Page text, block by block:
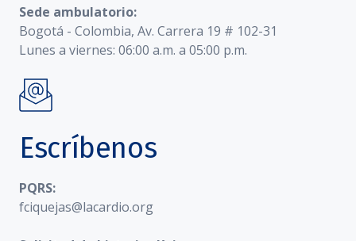
Sede ambulatorio:
Bogotá - Colombia, Av. Carrera 19 # 102-31
Lunes a viernes: 06:00 a.m. a 05:00 p.m.
Escríbenos
PQRS:
fciquejas@lacardio.org